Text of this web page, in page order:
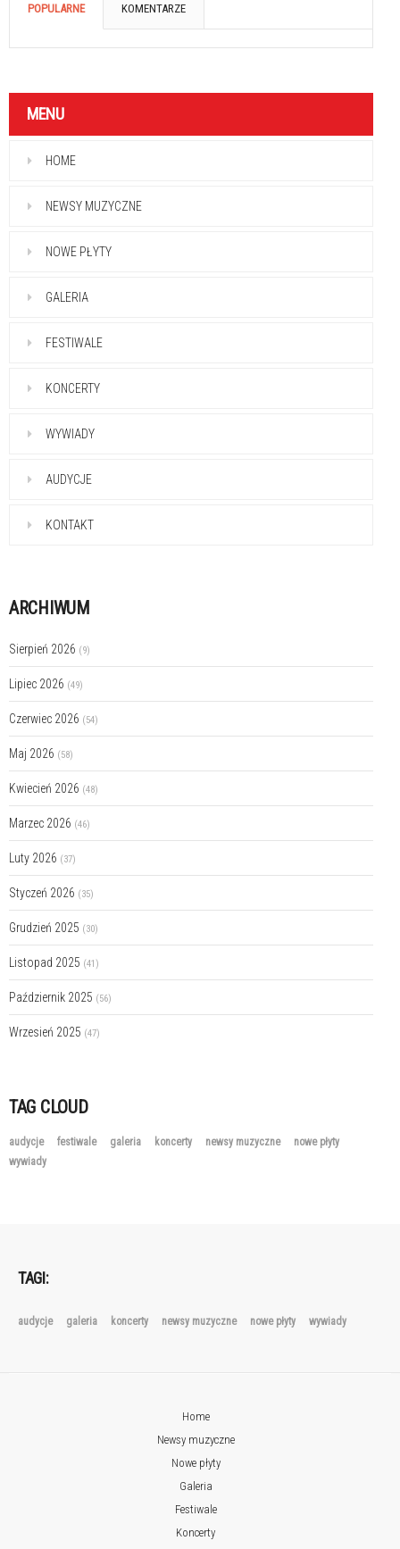
POPULARNE KOMENTARZE
MENU
HOME
NEWSY MUZYCZNE
NOWE PŁYTY
GALERIA
FESTIWALE
KONCERTY
WYWIADY
AUDYCJE
KONTAKT
ARCHIWUM
Sierpień 2026 (9)
Lipiec 2026 (49)
Czerwiec 2026 (54)
Maj 2026 (58)
Kwiecień 2026 (48)
Marzec 2026 (46)
Luty 2026 (37)
Styczeń 2026 (35)
Grudzień 2025 (30)
Listopad 2025 (41)
Październik 2025 (56)
Wrzesień 2025 (47)
TAG CLOUD
audycje festiwale galeria koncerty newsy muzyczne
nowe płyty
wywiady
TAGI:
audycje galeria koncerty newsy muzyczne nowe płyty wywiady
Home
Newsy muzyczne
Nowe płyty
Galeria
Festiwale
Koncerty